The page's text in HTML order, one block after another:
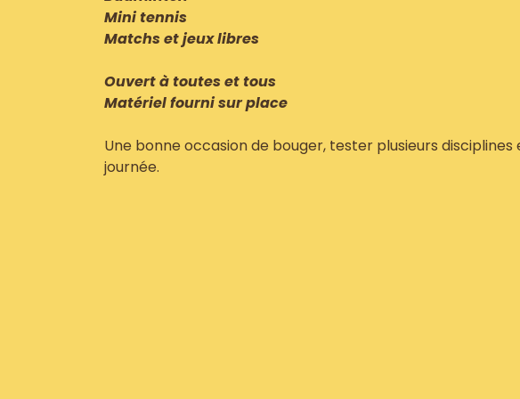
Mini tennis
Matchs et jeux libres
Ouvert à toutes et tous
Matériel fourni sur place
Une bonne occasion de bouger, tester plusieurs
journée.